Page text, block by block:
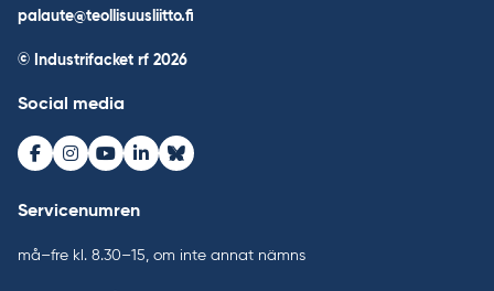
palaute@teollisuusliitto.fi
© Industrifacket rf 2026
Social media
Facebook
Instagram
Youtube
LinkedInBluesky
Servicenumren
må–fre kl. 8.30–15, om inte annat nämns